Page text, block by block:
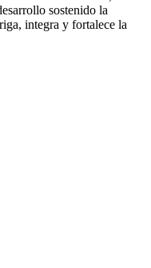
sostenido la
integra y fortalece la